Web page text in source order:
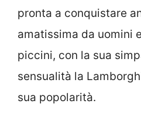
pronta a conquistare
amatissima da uomini
piccini, con la sua
sensualità la
sua popolarità.